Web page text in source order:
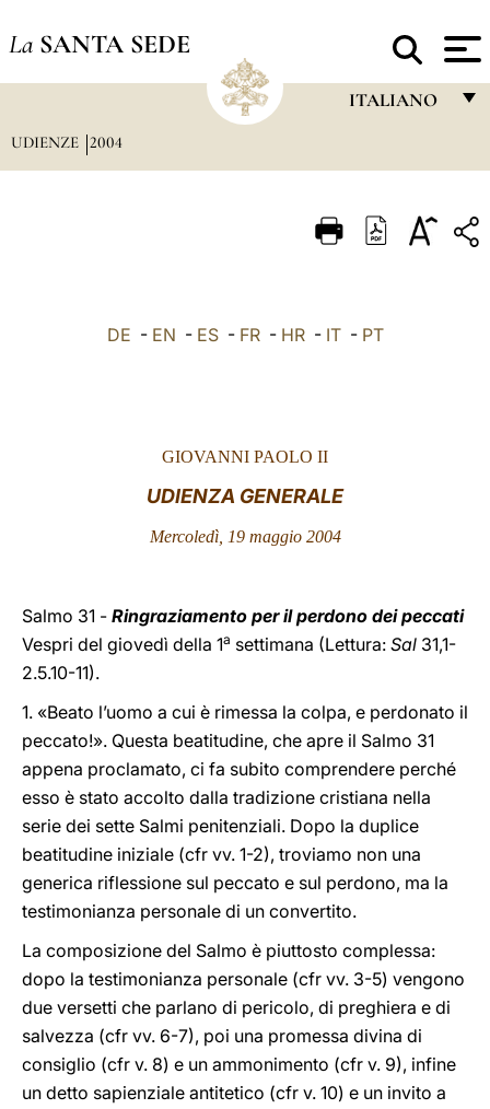
La SANTA SEDE
ITALIANO
ITALIANO
UDIENZE 2004
DE - EN - ES- FR- HR- IT- PT
GIOVANNI PAOLO II
UDIENZA GENERALE
Mercoledì, 19 maggio 2004
Salmo 31 - Ringraziamento per il perdono dei peccati
Vespri del giovedì della 1a settimana (Lettura: Sal 31,1-
2.5.10-11).
1. «Beato l’uomo a cui è rimessa la colpa, e perdonato il
peccato!». Questa beatitudine, che apre il Salmo 31
appena proclamato, ci fa subito comprendere perché
esso è stato accolto dalla tradizione cristiana nella
serie dei sette Salmi penitenziali. Dopo la duplice
beatitudine iniziale (cfr vv. 1-2), troviamo non una
generica riflessione sul peccato e sul perdono, ma la
testimonianza personale di un convertito.
La composizione del Salmo è piuttosto complessa:
dopo la testimonianza personale (cfr vv. 3-5) vengono
due versetti che parlano di pericolo, di preghiera e di
salvezza (cfr vv. 6-7), poi una promessa divina di
consiglio (cfr v. 8) e un ammonimento (cfr v. 9), infine
un detto sapienziale antitetico (cfr v. 10) e un invito a